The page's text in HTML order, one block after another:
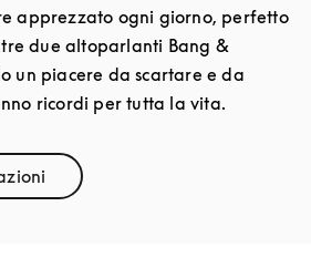
apprezzato ogni giorno, perfetto
due altoparlanti Bang &
un piacere da scartare e da
ricordi per tutta la vita.
in New Tab